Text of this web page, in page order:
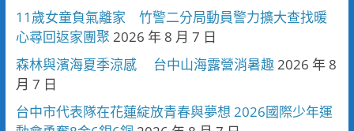
11歲女童負氣離家 竹警二分局動員警力擴大查找暖
心尋回返家團聚 2026 年 8 月 7 日
森林與濱海夏季涼感 台中山海露營消暑趣2026 年 8
月 7 日
台中市代表隊在花蓮綻放青春與夢想 2026國際少年運